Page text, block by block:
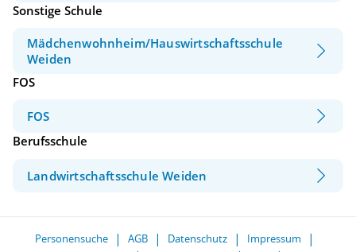
Sonstige Schule
Mädchenwohnheim/Hauswirtschaftsschule
Weiden
FOS
FOS
Berufsschule
Landwirtschaftsschule Weiden
Personensuche AGB Datenschutz
Impressum